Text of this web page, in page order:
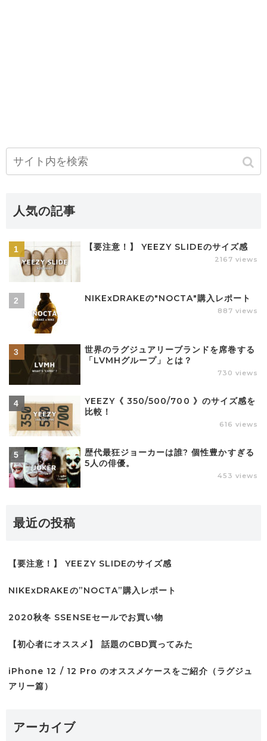
人気の記事
【要注意！】 YEEZY SLIDEのサイズ感
2167 views
NIKExDRAKEの"NOCTA"購入レポート
887 views
世界のラグジュアリーブランドを席巻する
「LVMHグループ」とは？
730 views
YEEZY《 350/500/700 》のサイズ感を
比較！
616 views
歴代最狂ジョーカーは誰? 個性豊かすぎる
5人の俳優。
453 views
最近の投稿
【要注意！】 YEEZY SLIDEのサイズ感
NIKExDRAKEの”NOCTA”購入レポート
2020秋冬 SSENSEセールでお買い物
【初心者にオススメ】 話題のCBD買ってみた
iPhone 12 / 12 Pro のオススメケースをご紹介（ラグジュ
アリー篇）
アーカイブ